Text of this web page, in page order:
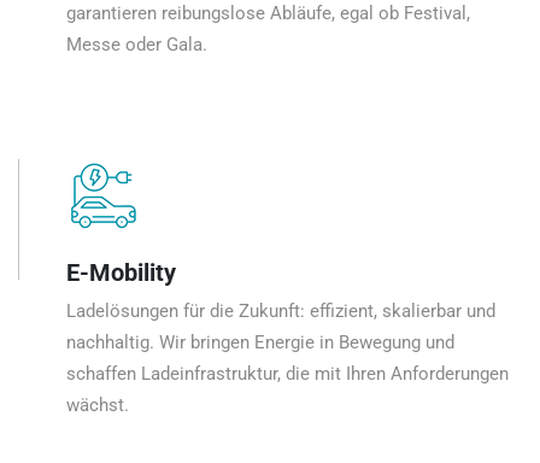
garantieren reibungslose Abläufe, egal ob Festival,
Messe oder Gala.
E-Mobility
Ladelösungen für die Zukunft: effizient, skalierbar und
nachhaltig. Wir bringen Energie in Bewegung und
schaffen Ladeinfrastruktur, die mit Ihren Anforderungen
wächst.